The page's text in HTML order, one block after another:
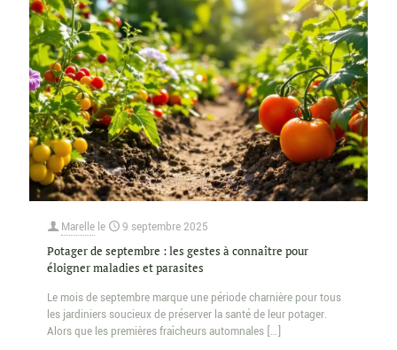
Marelle le 9 septembre 2025
Potager de septembre : les gestes à connaître pour
éloigner maladies et parasites
Le mois de septembre marque une période charnière pour tous
les jardiniers soucieux de préserver la santé de leur potager.
Alors que les premières fraîcheurs automnales […]